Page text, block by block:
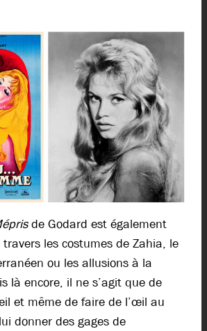
de Godard est également
les costumes de Zahia, le
ou les allusions à la
là encore, il ne s’agit que de
et même de faire de l’œil au
donner des gages de